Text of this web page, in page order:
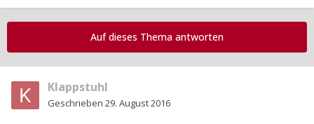
Auf dieses Thema antworten
Klappstuhl
Geschrieben 29. August 2016